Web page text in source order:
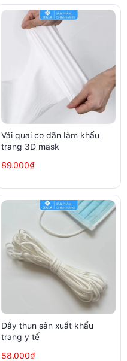
Vải quai co dãn làm khẩu
trang 3D mask
89.000₫
Dây thun sản xuất khẩu
trang y tế
58.000₫